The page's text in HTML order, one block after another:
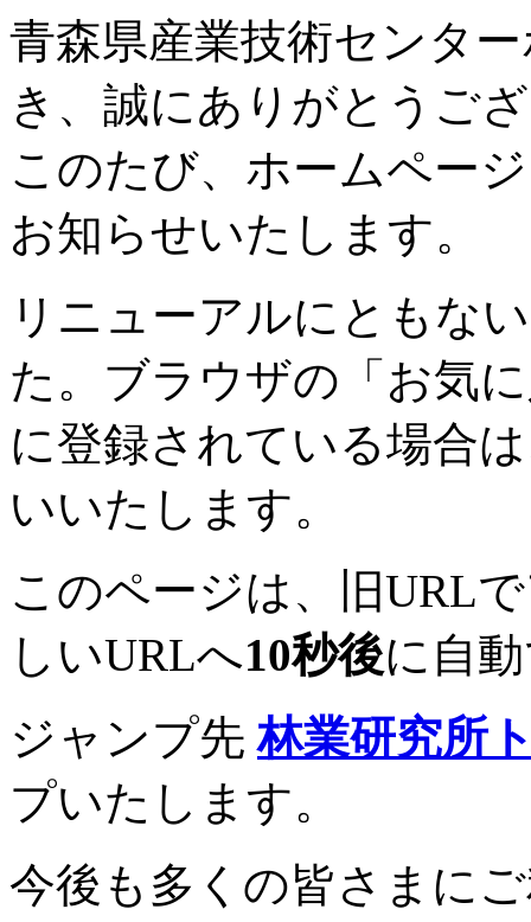
青森県産業技術センタ
き、誠にありがとうご
このたび、ホームペー
お知らせいたします。
リニューアルにともな
た。ブラウザの「お気
に登録されている場合
いいたします。
このページは、旧URL
しいURLへ10秒後に自
ジャンプ先林業研究所
プいたします。
今後も多くの皆さまに